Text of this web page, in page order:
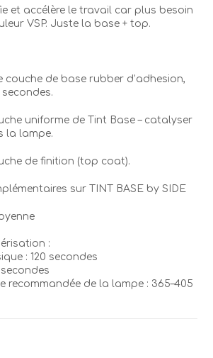
et accélère le travail car plus besoin
VSP. Juste la base + top.
couche de base rubber d’adhesion,
uniforme de Tint Base – catalyser
la lampe.
de finition (top coat).
sur TINT BASE by SIDE
:
: 120 secondes
recommandée de la lampe : 365–405